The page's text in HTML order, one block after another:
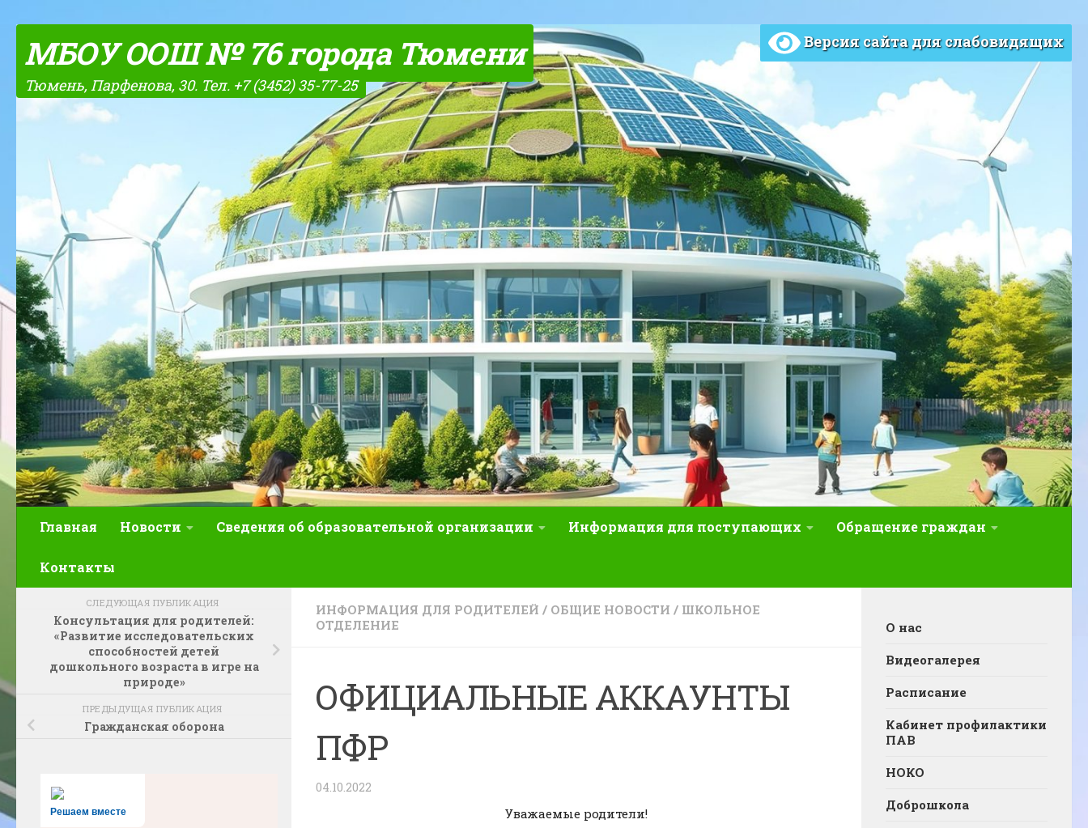
Skip to content
МБОУ ООШ № 76 города Тюмени
Тюмень, Парфенова, 30. Тел. +7 (3452) 35-77-25
Версия сайта для слабовидящих
Главная Новости Сведения об образовательной организации Информация для поступающих Обращение граждан
Контакты
ИНФОРМАЦИЯ ДЛЯ РОДИТЕЛЕЙ / ОБЩИЕ НОВОСТИ / ШКОЛЬНОЕ
ОТДЕЛЕНИЕ
ОФИЦИАЛЬНЫЕ АККАУНТЫ
ПФР
04.10.2022
Уважаемые родители!
СЛЕДУЮЩАЯ ПУБЛИКАЦИЯ
Консультация для родителей:
«Развитие исследовательских
способностей детей
дошкольного возраста в игре на
природе»
ПРЕДЫДУЩАЯ ПУБЛИКАЦИЯ
Гражданская оборона
Решаем вместе
О нас
Видеогалерея
Расписание
Кабинет профилактики
ПАВ
НОКО
Доброшкола